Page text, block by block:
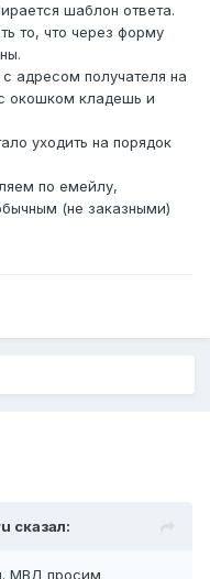
шаблон ответа.
то, что через форму
адресом получателя на
окошком кладешь и
уходить на порядок
по емейлу,
(не заказными)
сказал:
МВД просим